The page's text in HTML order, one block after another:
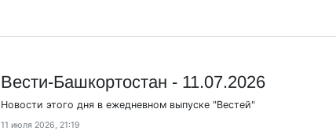
Вести-Башкортостан - 11.07.2026
Новости этого дня в ежедневном выпуске "Вестей"
11 июля 2026, 21:19